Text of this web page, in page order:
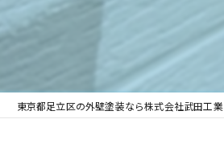
東京都足立区の外壁塗装なら株式会社武田工業